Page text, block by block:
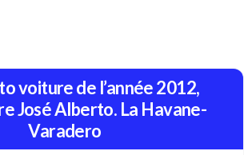
voiture de l’année 2012,
José Alberto. La Havane-
Varadero